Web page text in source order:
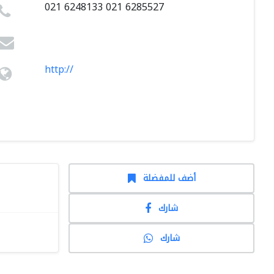
021 6248133 021 6285527
http://
أضف للمفضلة
شارك
شارك